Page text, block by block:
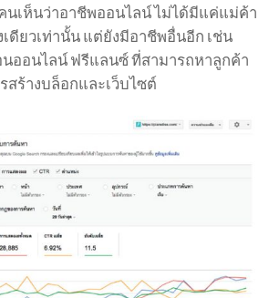
นเห็นว่าอาชีพออนไลน์ ไม่ได้มีแค่แม่ค้า
เดียวเท่านั้น แต่ยังมีอาชีพอื่นอีก เช่น
ออนไลน์ ฟรีแลนซ์ ที่สามารถหาลูกค้า
สร้างบล็อกและเว็บไซต์